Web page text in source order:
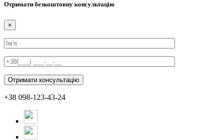
Отримати безкоштовну консультацію
×
+38 098-123-43-24